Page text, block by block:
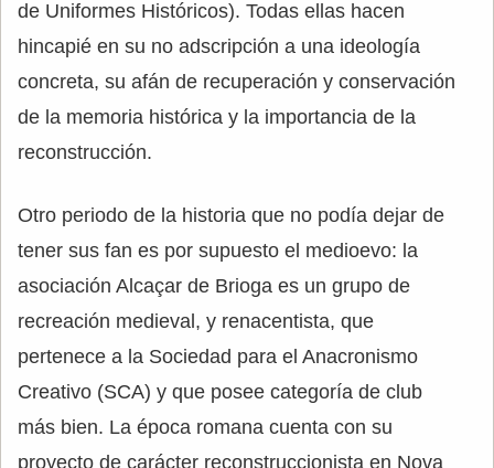
de Uniformes Históricos). Todas ellas hacen
hincapié en su no adscripción a una ideología
concreta, su afán de recuperación y conservación
de la memoria histórica y la importancia de la
reconstrucción.
Otro periodo de la historia que no podía dejar de
tener sus fan es por supuesto el medioevo: la
asociación Alcaçar de Brioga es un grupo de
recreación medieval, y renacentista, que
pertenece a la Sociedad para el Anacronismo
Creativo (SCA) y que posee categoría de club
más bien. La época romana cuenta con su
proyecto de carácter reconstruccionista en Nova